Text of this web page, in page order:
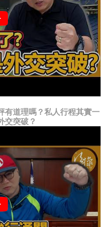
有道理嗎？私人行程其實一
交突破？